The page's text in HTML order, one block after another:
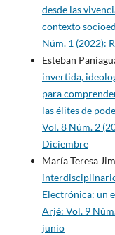
desde las
contexto
Núm. 1 (2022):
Esteban
invertida,
para
las élites de
Vol. 8 Núm. 2
Diciembre
María Teresa
Electrónica: un
Arjé: Vol. 9
junio